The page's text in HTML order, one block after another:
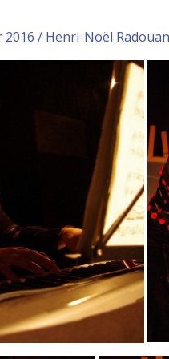
/ Henri-Noël